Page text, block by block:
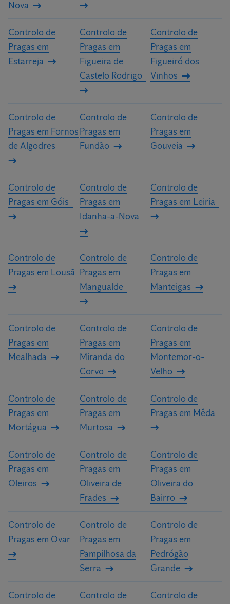
Nova
Controlo de
Pragas em
Estarreja
Controlo de
Pragas em
Figueira de
Castelo Rodrigo
Controlo de
Pragas em
Figueiró dos
Vinhos
Controlo de
Pragas em Fornos
de Algodres
Controlo de
Pragas em
Fundão
Controlo de
Pragas em
Gouveia
Controlo de
Pragas em Góis
Controlo de
Pragas em
Idanha-a-Nova
Controlo de
Pragas em Leiria
Controlo de
Pragas em Lousã
Controlo de
Pragas em
Mangualde
Controlo de
Pragas em
Manteigas
Controlo de
Pragas em
Mealhada
Controlo de
Pragas em
Miranda do
Corvo
Controlo de
Pragas em
Montemor-o-
Velho
Controlo de
Pragas em
Mortágua
Controlo de
Pragas em
Murtosa
Controlo de
Pragas em Mêda
Controlo de
Pragas em
Oleiros
Controlo de
Pragas em
Oliveira de
Frades
Controlo de
Pragas em
Oliveira do
Bairro
Controlo de
Pragas em Ovar
Controlo de
Pragas em
Pampilhosa da
Serra
Controlo de
Pragas em
Pedrógão
Grande
Controlo de Controlo de Controlo de